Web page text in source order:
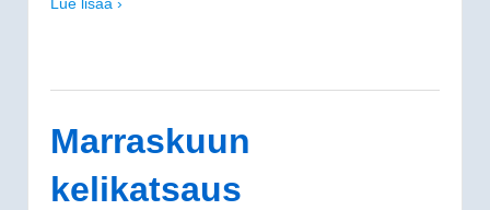
Lue lisää ›
Marraskuun
kelikatsaus